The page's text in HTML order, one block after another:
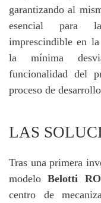
garantizando al
esencial para
imprescindible en
la mínima
funcionalidad del
proceso de
LAS
Tras una primera
modeloBelotti
centro de